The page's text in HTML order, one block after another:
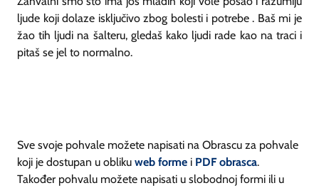
ljude koji dolaze isključivo zbog bolesti i potrebe . Baš mi je
žao tih ljudi na šalteru, gledaš kako ljudi rade kao na traci i
pitaš se jel to normalno.
Sve svoje pohvale možete napisati na Obrascu za pohvale
koji je dostupan u obliku web forme i PDF obrasca.
Također pohvalu možete napisati u slobodnoj formi ili u